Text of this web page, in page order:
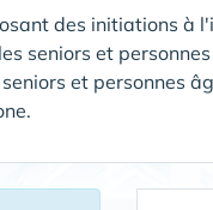
des initiations à
seniors et
et personnes